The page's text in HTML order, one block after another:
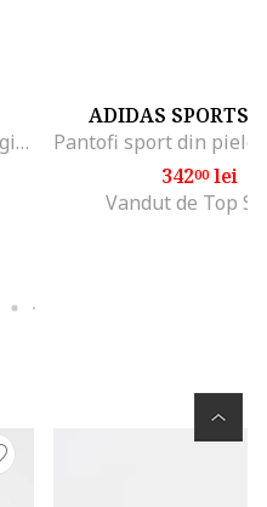
Pantofi sport din piele ecologica cu insertii din piele intoarsa Barreda, Negru/Alb optic
ADIDAS
34200lei
Vandut de Top